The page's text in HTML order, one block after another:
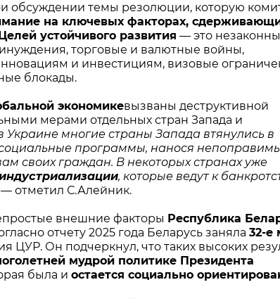
обсуждении темы резолюции, которую
на ключевых факторах,
устойчивого развития — это
торговые и валютные войны,
и инвестициям, визовые
блокады.
экономикевызваны деструктивной
мерами отдельных стран Запада и
Украине многие страны Запада втянулись в
социальные программы, нанося
своих граждан. В некоторых странах уже
, которые ведут к
— отметил С.Алейник.
внешние факторы Республика
отчету 2025 года Беларусь заняла 32-е
ЦУР. Он подчеркнул, что таких высоких
мудрой политике Президента
была и остается социально